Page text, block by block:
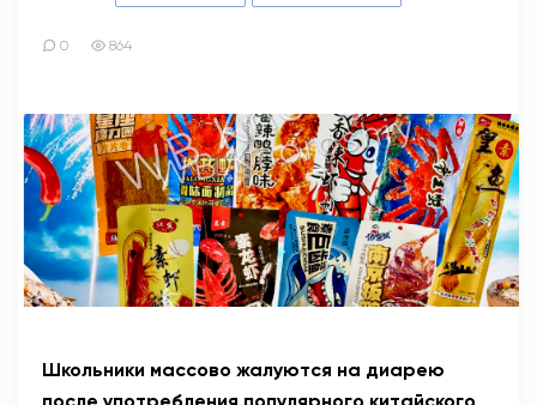
0 864
Школьники массово жалуются на диарею